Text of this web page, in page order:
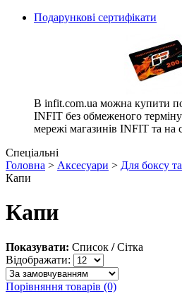
Подарункові сертифікати
В infit.com.ua можна купити
INFIT без обмеженого терміну
мережі магазинів INFIT та на
Спеціальні
Головна > Аксесуари > Для боксу
Капи
Капи
Показувати: Список / Сітка
Відображати:
Порівняння товарів (0)